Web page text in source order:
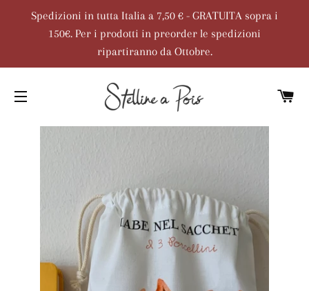
Spedizioni in tutta Italia a 7,50 € - GRATUITA sopra i
150€. Per i prodotti in preorder le spedizioni
ripartiranno da Ottobre.
NAVIGAZIONE DEL SITO